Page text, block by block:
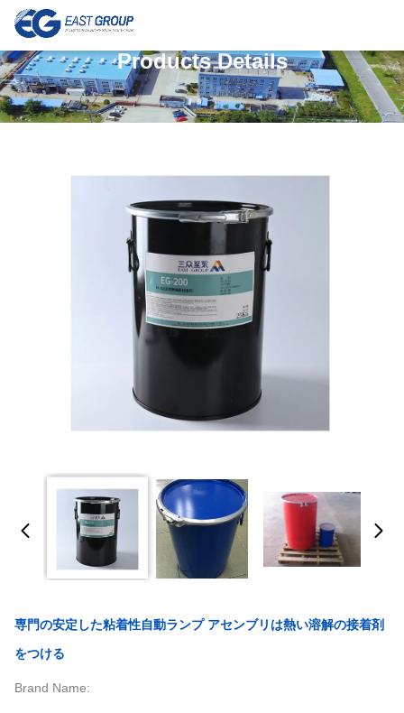
Products Details
専門の安定した粘着性自動ランプ アセンブリは熱い溶解の接着剤
をつける
Brand Name: